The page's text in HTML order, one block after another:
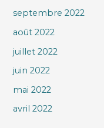
septembre 2022
août 2022
juillet 2022
juin 2022
mai 2022
avril 2022